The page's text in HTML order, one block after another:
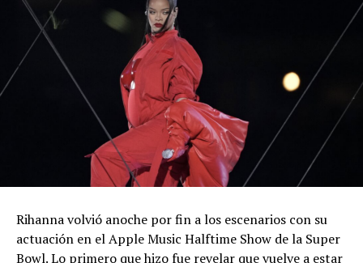
Rihanna volvió anoche por fin a los escenarios con su
actuación en el Apple Music Halftime Show de la Super
Bowl. Lo primero que hizo fue revelar que vuelve a estar